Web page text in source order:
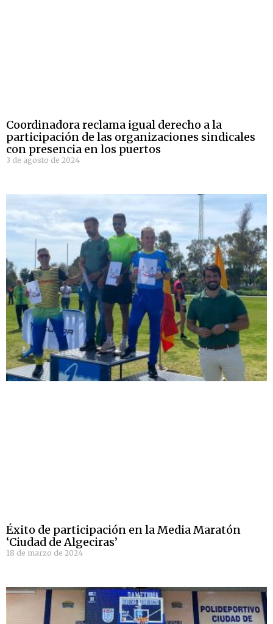
Coordinadora reclama igual derecho a la
participación de las organizaciones sindicales
con presencia en los puertos
3 de agosto de 2024
Éxito de participación en la Media Maratón
‘Ciudad de Algeciras’
18 de marzo de 2024